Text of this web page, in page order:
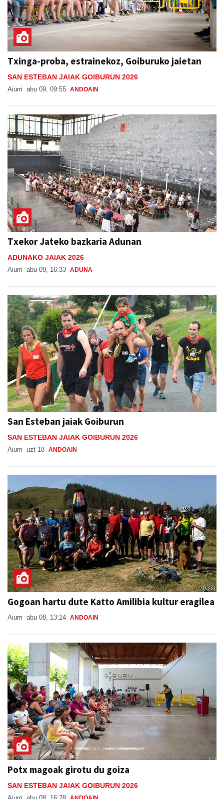
Txinga-proba, estrainekoz, Goiburuko jaietan
SAN ESTEBAN JAIAK GOIBURUN 2026
Aiurri abu 09, 09:55 ANDOAIN
Txekor Jateko bazkaria Adunan
ADUNAKO JAIAK 2026
Aiurri abu 09, 16:33 ADUNA
San Esteban jaiak Goiburun
SAN ESTEBAN JAIAK GOIBURUN 2026
Aiurri uzt 18 ANDOAIN
Gogoan hartu dute Katto Amilibia kultur eragilea
Aiurri abu 08, 13:24 ANDOAIN
Potx magoak girotu du goiza
SAN ESTEBAN JAIAK GOIBURUN 2026